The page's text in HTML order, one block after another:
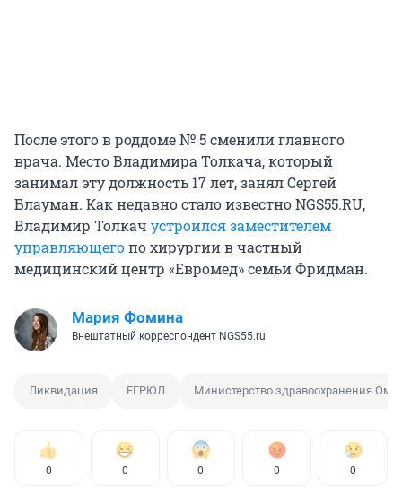
После этого в роддоме № 5 сменили главного
врача. Место Владимира Толкача, который
занимал эту должность 17 лет, занял Сергей
Блауман. Как недавно стало известно NGS55.RU,
Владимир Толкач устроился заместителем
управляющегопо хирургии в частный
медицинский центр «Евромед» семьи Фридман.
Мария Фомина
Внештатный корреспондент NGS55.ru
Ликвидация ЕГРЮЛ Министерство здравоохранения
0 0 0 0 0